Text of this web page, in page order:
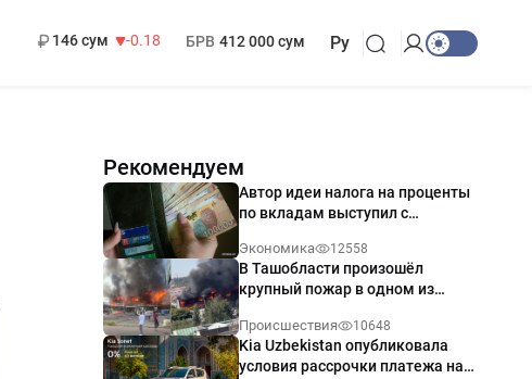
146 сум
-0.18
БРВ 412 000 сум Ру
Рекомендуем
Автор идеи налога на проценты
по вкладам выступил с
Экономика 12558
В Ташобласти произошёл
крупный пожар в одном из
Происшествия 10648
Kia Uzbekistan опубликовала
условия рассрочки платежа на